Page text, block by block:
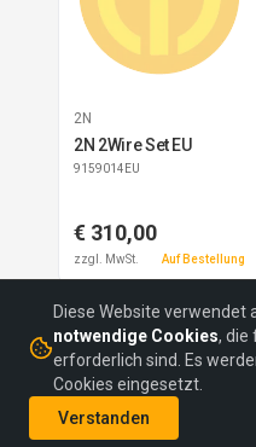
2N
2N 2Wire Set EU
9159014EU
€ 310,00
zzgl. MwSt. Auf Bestellung
©2026headON
Diese Website verwendet
notwendige Cookies, die
erforderlich sind. Es
Cookies eingesetzt.
Verstanden